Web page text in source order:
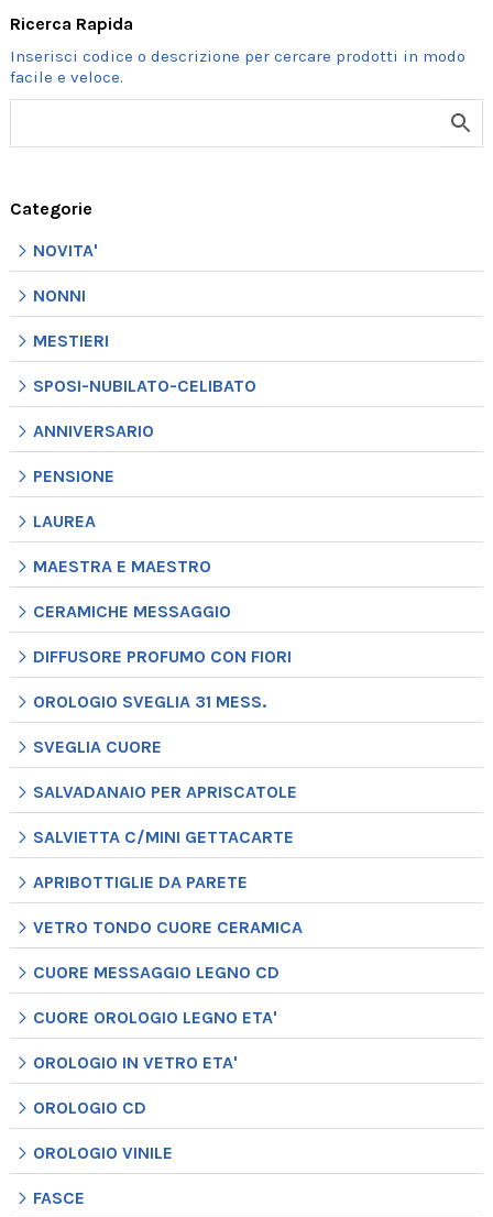
Ricerca Rapida
Categorie
NOVITA'
NONNI
MESTIERI
SPOSI-NUBILATO-CELIBATO
ANNIVERSARIO
PENSIONE
LAUREA
MAESTRA E MAESTRO
CERAMICHE MESSAGGIO
DIFFUSORE PROFUMO CON FIORI
OROLOGIO SVEGLIA 31 MESS.
SVEGLIA CUORE
SALVADANAIO PER APRISCATOLE
SALVIETTA C/MINI GETTACARTE
APRIBOTTIGLIE DA PARETE
VETRO TONDO CUORE CERAMICA
CUORE MESSAGGIO LEGNO CD
CUORE OROLOGIO LEGNO ETA'
OROLOGIO IN VETRO ETA'
OROLOGIO CD
OROLOGIO VINILE
FASCE